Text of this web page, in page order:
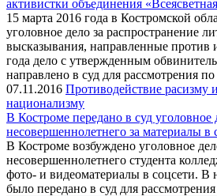
активистки объединения
15 марта 2016 года в Костромской
уголовное дело за распространение
высказывания, направленные против
года дело с утвержденным
направлено в суд для рассмотрения по
07.11.2016 Противодействие расизму
национализму
В Костроме передано в суд уголовное
несовершеннолетнего за материалы в
В Костроме возбуждено уголовное
несовершеннолетнего студента
фото- и видеоматериалы в соцсети. В
было передано в суд для